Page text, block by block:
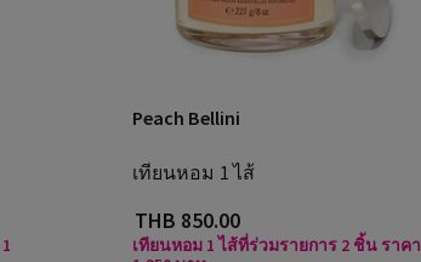
Peach Bellini
เทียนหอม 1 ไส้
THB 850.00
เทียนหอม 1 ไส้ที่ร่วมรายการ 2 ชิ้น ราคา